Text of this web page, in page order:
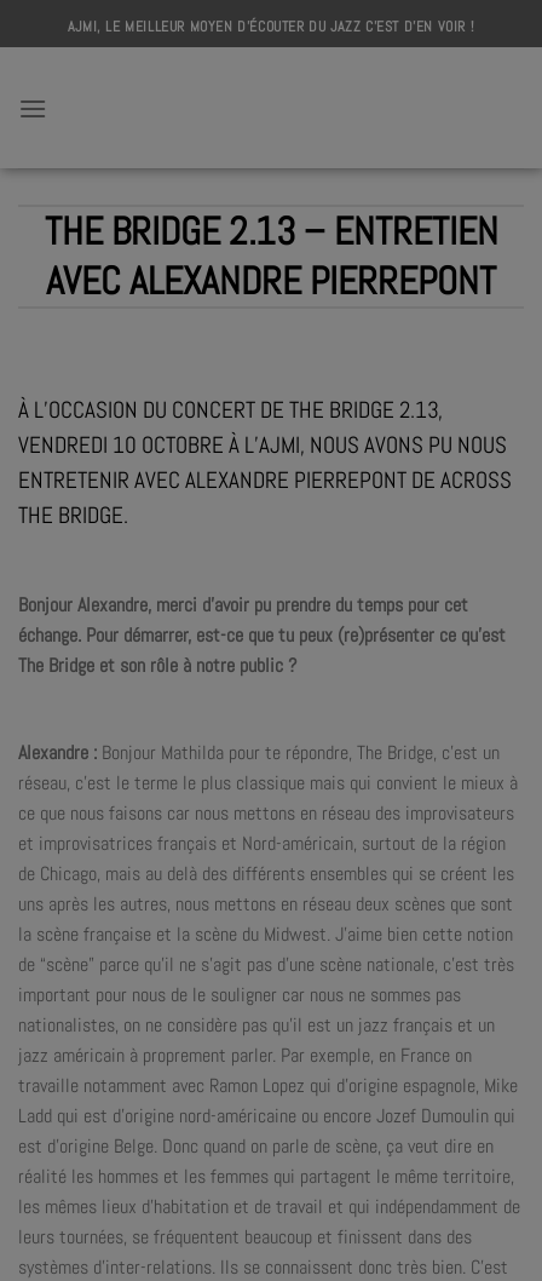
to
AJMI, LE MEILLEUR MOYEN D'ÉCOUTER DU JAZZ C'EST D'EN VOIR !
THE BRIDGE 2.13 – ENTRETIEN
AVEC ALEXANDRE PIERREPONT
À L’OCCASION DU CONCERT DE THE BRIDGE 2.13,
VENDREDI 10 OCTOBRE À L’AJMI, NOUS AVONS PU NOUS
ENTRETENIR AVEC ALEXANDRE PIERREPONT DE ACROSS
THE BRIDGE.
Bonjour Alexandre, merci d’avoir pu prendre du temps pour cet
échange. Pour démarrer, est-ce que tu peux (re)présenter ce qu’est
The Bridge et son rôle à notre public ?
Alexandre : Bonjour Mathilda pour te répondre, The Bridge, c’est un
réseau, c’est le terme le plus classique mais qui convient le mieux à
ce que nous faisons car nous mettons en réseau des improvisateurs
et improvisatrices français et Nord-américain, surtout de la région
de Chicago, mais au delà des différents ensembles qui se créent les
uns après les autres, nous mettons en réseau deux scènes que sont
la scène française et la scène du Midwest. J’aime bien cette notion
de “scène” parce qu’il ne s’agit pas d’une scène nationale, c’est très
important pour nous de le souligner car nous ne sommes pas
nationalistes, on ne considère pas qu’il est un jazz français et un
jazz américain à proprement parler. Par exemple, en France on
travaille notamment avec Ramon Lopez qui d’origine espagnole, Mike
Ladd qui est d’origine nord-américaine ou encore Jozef Dumoulin qui
est d’origine Belge. Donc quand on parle de scène, ça veut dire en
réalité les hommes et les femmes qui partagent le même territoire,
les mêmes lieux d’habitation et de travail et qui indépendamment de
leurs tournées, se fréquentent beaucoup et finissent dans des
systèmes d’inter-relations. Ils se connaissent donc très bien. C’est